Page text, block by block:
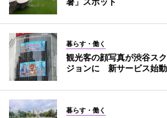
暮らす・働く
観光客の顔写真が渋谷ス
ジョンに 新サービス始
暮らす・働く